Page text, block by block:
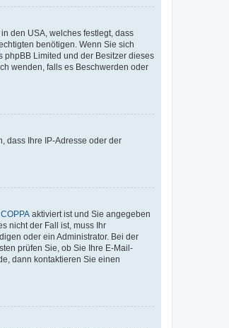
den USA, welches festlegt, dass
benötigen. Wenn Sie sich
phpBB Limited und der Besitzer dieses
wenden, falls es Beschwerden oder
dass Ihre IP-Adresse oder der
COPPA aktiviert ist und Sie angegeben
nicht der Fall ist, muss Ihr
oder ein Administrator. Bei der
prüfen Sie, ob Sie Ihre E-Mail-
dann kontaktieren Sie einen